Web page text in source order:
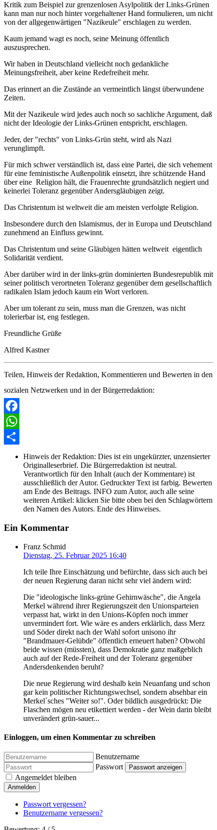
Kritik zum Beispiel zur grenzenlosen Asylpolitik der Links-Grünen
kann man nur noch hinter vorgehaltener Hand formulieren, um nicht
von der allgegenwärtigen "Nazikeule" erschlagen zu werden.
Kaum jemand wagt es noch, seine Meinung öffentlich
auszusprechen.
Wir haben in Deutschland vielleicht noch gedankliche
Meinungsfreiheit, aber keine Redefreiheit mehr.
Das erinnert an die Zustände an vermeintlich längst überwundene
Zeiten.
Mit der Nazikeule wird jedes auch noch so sachliche Argument, daß
nicht der Ideologie der Links-Grünen entspricht, erschlagen.
Jeder, der "rechts" von Links-Grün steht, wird als Nazi
verunglimpft.
Für mich schwer verständlich ist, dass eine Partei, die sich vehement
für eine feministische Außenpolitik einsetzt, ihre schützende Hand
über eine Religion hält, die Frauenrechte grundsätzlich negiert und
keinerlei Toleranz gegenüber Andersgläubigen zeigt.
Das Christentum ist weltweit die am meisten verfolgte Religion.
Insbesondere durch den Islamismus, der in Europa und Deutschland
zunehmend an Einfluss gewinnt.
Das Christentum und seine Gläubigen hätten weltweit eigentlich
Solidarität verdient.
Aber darüber wird in der links-grün dominierten Bundesrepublik mit
seiner politisch verortneten Toleranz gegenüber dem gesellschaftlich
radikalen Islam jedoch kaum ein Wort verloren.
Aber um tolerant zu sein, muss man die Grenzen, was nicht
tolerierbar ist, eng festlegen.
Freundliche Grüße
Alfred Kastner
Teilen, Hinweis der Redaktion, Kommentieren und Bewerten in den
sozialen Netzwerken und in der Bürgerredaktion:
Facebook
WhatsApp
Hinweis der Redaktion: Dies ist ein ungekürzter, unzensierter
Originalleserbrief. Die Bürgerredaktion ist neutral.
Verantwortlich für den Inhalt (auch der Kommentare) ist
ausschließlich der Autor. Gedruckter Text ist farbig. Bewerten
am Ende des Beitrags. INFO zum Autor, auch alle seine
weiteren Artikel: klicken Sie bitte oben bei den Schlagwörtern
den Namen des Autors. Ende des Hinweises.
Ein Kommentar
Franz Schmid
Dienstag, 25. Februar 2025 16:40
Ich teile Ihre Einschätzung und befürchte, dass sich auch bei
der neuen Regierung daran nicht sehr viel ändern wird:
Die "ideologische links-grüne Gehirnwäsche", die Angela
Merkel während ihrer Regierungszeit den Unionsparteien
verpasst hat, wirkt in den Unions-Köpfen noch immer
unvermindert fort. Wie wäre es anders erklärlich, dass Merz
und Söder direkt nach der Wahl sofort unisono ihr
"Brandmauer-Gelübde" öffentlich erneuert haben? Obwohl
beide wissen (müssten), dass Demokratie ganz maßgeblich
auch auf der Rede-Freiheit und der Toleranz gegenüber
Andersdenkenden beruht?
Die neue Regierung wird deshalb kein Neuanfang und schon
gar kein politischer Richtungswechsel, sondern absehbar ein
Merkel´sches "Weiter so!". Oder bildlich ausgedrückt: Die
Flaschen mögen neu etikettiert werden - der Wein darin bleibt
unverändert grün-sauer...
Einloggen, um einen Kommentar zu schreiben
Benutzername
Passwort
Passwort anzeigen
Angemeldet bleiben
Anmelden
Passwort vergessen?
Benutzername vergessen?